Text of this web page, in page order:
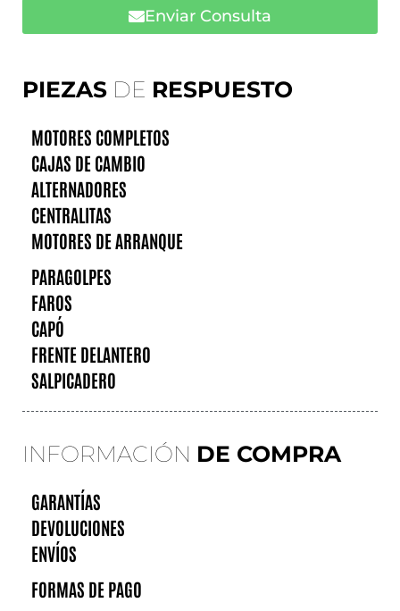
PIEZAS DE RESPUESTO
MOTORES COMPLETOS
CAJAS DE CAMBIO
ALTERNADORES
CENTRALITAS
MOTORES DE ARRANQUE
PARAGOLPES
FAROS
CAPÓ
FRENTE DELANTERO
SALPICADERO
INFORMACIÓN DE COMPRA
GARANTÍAS
DEVOLUCIONES
ENVÍOS
FORMAS DE PAGO
Enviar Consulta